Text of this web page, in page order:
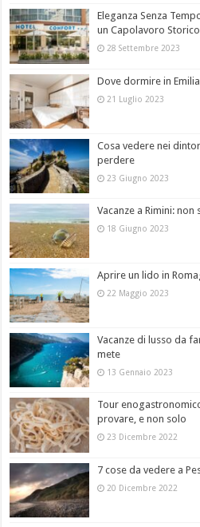
Eleganza Senza
un Capolavoro
28 Settembre 2023
Dove dormire in
21 Luglio 2023
Cosa vedere nei
perdere
23 Giugno 2023
Vacanze a Rimini: non
18 Giugno 2023
Aprire un lido in
22 Maggio 2023
Vacanze di lusso da
mete
13 Gennaio 2023
Tour
provare, e non solo
23 Dicembre 2022
7 cose da vedere a
20 Dicembre 2022